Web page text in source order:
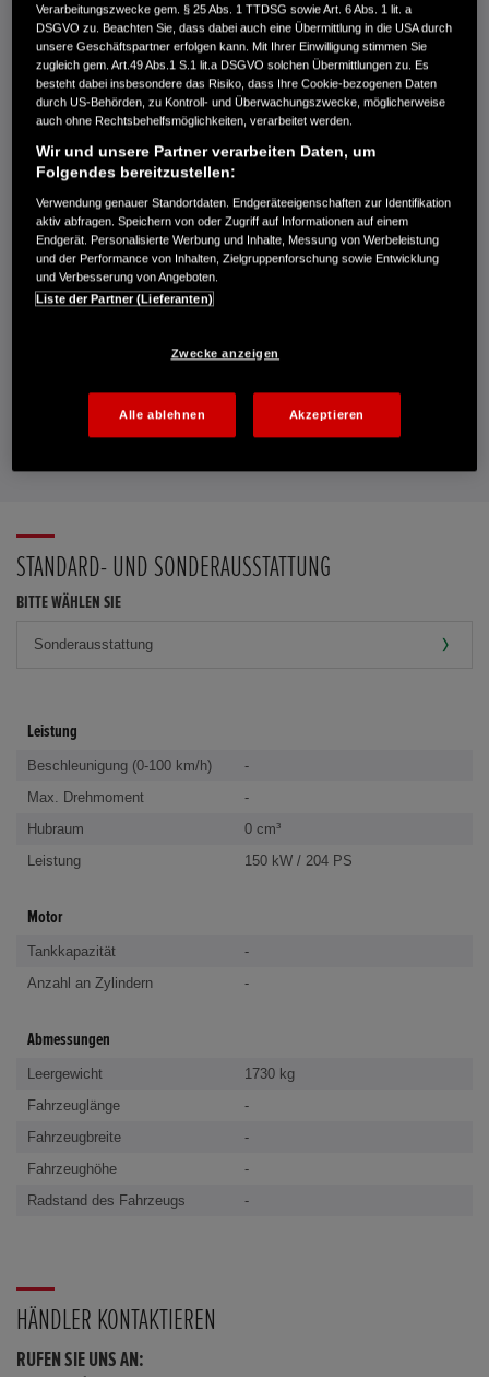
AUTOHAUS THALMANN
Hauptstraße 11
09306 Schwarzbach
RUFEN SIE UNS AN:
03737 / 490 90
Händlerbestand anzeigen
Dealer Website anzeigen
Händler kontaktieren
FAVORITEN
STANDARD- UND SONDERAUSSTATTUNG
BITTE WÄHLEN SIE
Leistung
Beschleunigung (0-100 km/h)
-
Max. Drehmoment
-
Hubraum
0 cm³
Leistung
150 kW / 204 PS
Motor
Tankkapazität
-
Anzahl an Zylindern
-
Abmessungen
Leergewicht
1730 kg
Fahrzeuglänge
-
Fahrzeugbreite
-
Fahrzeughöhe
-
Radstand des Fahrzeugs
-
HÄNDLER KONTAKTIEREN
RUFEN SIE UNS AN:
Verarbeitungszwecke gem. § 25 Abs. 1 TTDSG sowie Art. 6 Abs. 1 lit. a
DSGVO zu. Beachten Sie, dass dabei auch eine Übermittlung in die USA durch
unsere Geschäftspartner erfolgen kann. Mit Ihrer Einwilligung stimmen Sie
zugleich gem. Art.49 Abs.1 S.1 lit.a DSGVO solchen Übermittlungen zu. Es
besteht dabei insbesondere das Risiko, dass Ihre Cookie-bezogenen Daten
durch US-Behörden, zu Kontroll- und Überwachungszwecke, möglicherweise
auch ohne Rechtsbehelfsmöglichkeiten, verarbeitet werden.
Wir und unsere Partner verarbeiten Daten, um
Folgendes bereitzustellen:
Verwendung genauer Standortdaten. Endgeräteeigenschaften zur Identifikation
aktiv abfragen. Speichern von oder Zugriff auf Informationen auf einem
Endgerät. Personalisierte Werbung und Inhalte, Messung von Werbeleistung
und der Performance von Inhalten, Zielgruppenforschung sowie Entwicklung
und Verbesserung von Angeboten.
Liste der Partner (Lieferanten)
Zwecke anzeigen
Alle ablehnen Akzeptieren